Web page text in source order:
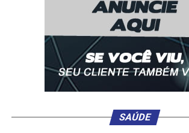
SAÚDE